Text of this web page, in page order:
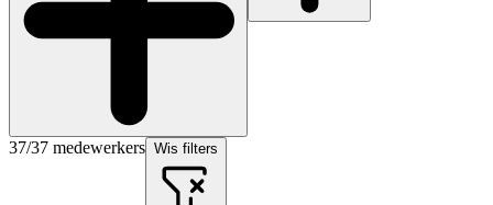
37/37 medewerkers Wis filters